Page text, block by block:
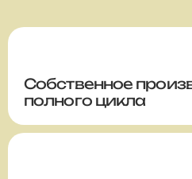
Собственное
полного цикла